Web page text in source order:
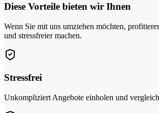
Diese Vorteile bieten wir Ihnen
Wenn Sie mit uns umziehen möchten,
und stressfreier machen.
Stressfrei
Unkompliziert Angebote einholen und